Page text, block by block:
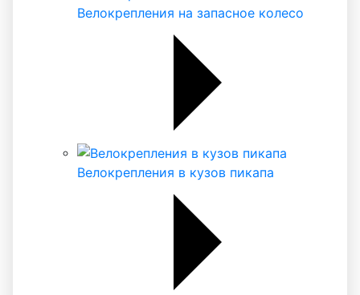
Велокрепления на запасное колесо
Велокрепления в кузов пикапа